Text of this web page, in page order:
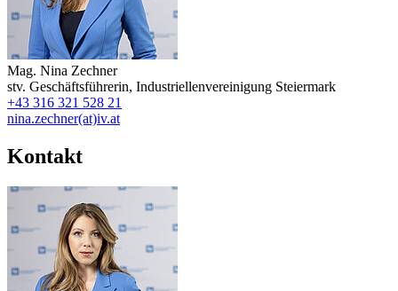
Mag. Nina Zechner
stv. Geschäftsführerin, Industriellenvereinigung Steiermark
+43 316 321 528 21
nina.zechner(at)iv.at
Kontakt